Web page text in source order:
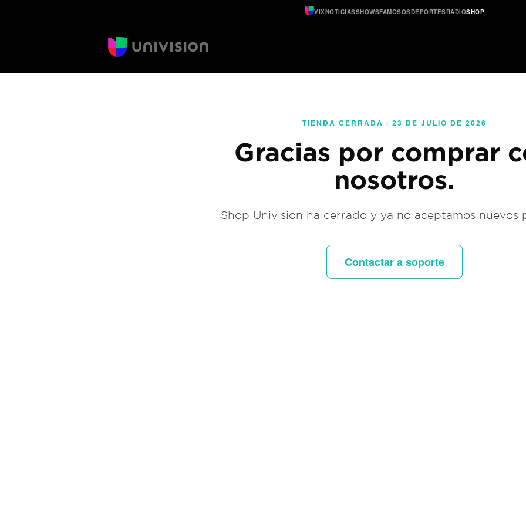
VIXNOTICIASSHOWSFAMOSOSDEPORTESRADIOSHOP
TIENDA CERRADA · 23 DE JULIO DE 2026
Gracias por comprar
nosotros.
Shop Univision ha cerrado y ya no aceptamos nuevos
Contactar a soporte